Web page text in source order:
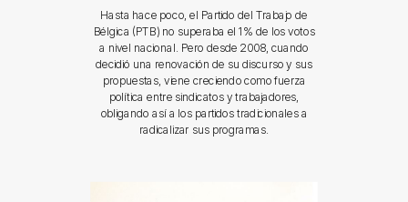
Hasta hace poco, el Partido del Trabajo de
Bélgica (PTB) no superaba el 1% de los votos
a nivel nacional. Pero desde 2008, cuando
decidió una renovación de su discurso y sus
propuestas, viene creciendo como fuerza
política entre sindicatos y trabajadores,
obligando así a los partidos tradicionales a
radicalizar sus programas.